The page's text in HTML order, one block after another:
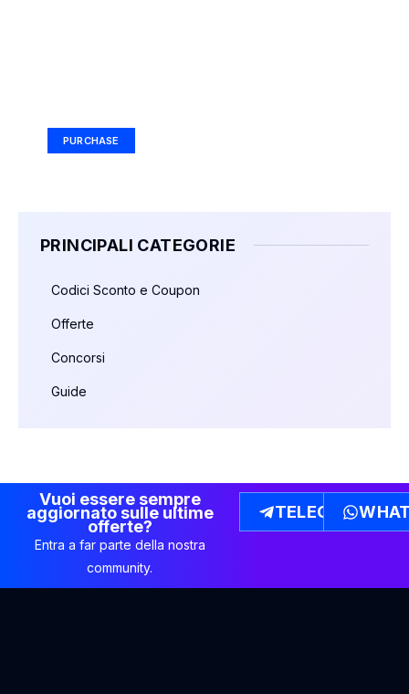
PURCHASE
PRINCIPALI CATEGORIE
Codici Sconto e Coupon
Offerte
Concorsi
Guide
Vuoi essere sempre
aggiornato sulle ultime
offerte?
Entra a far parte della nostra
community.
TELEGRAM